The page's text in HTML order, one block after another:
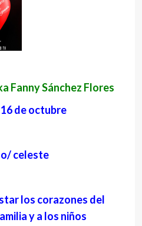
Fanny Sánchez Flores
16 de octubre
celeste
los corazones del
y a los niños